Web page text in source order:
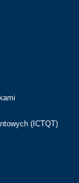
(ICTQT)